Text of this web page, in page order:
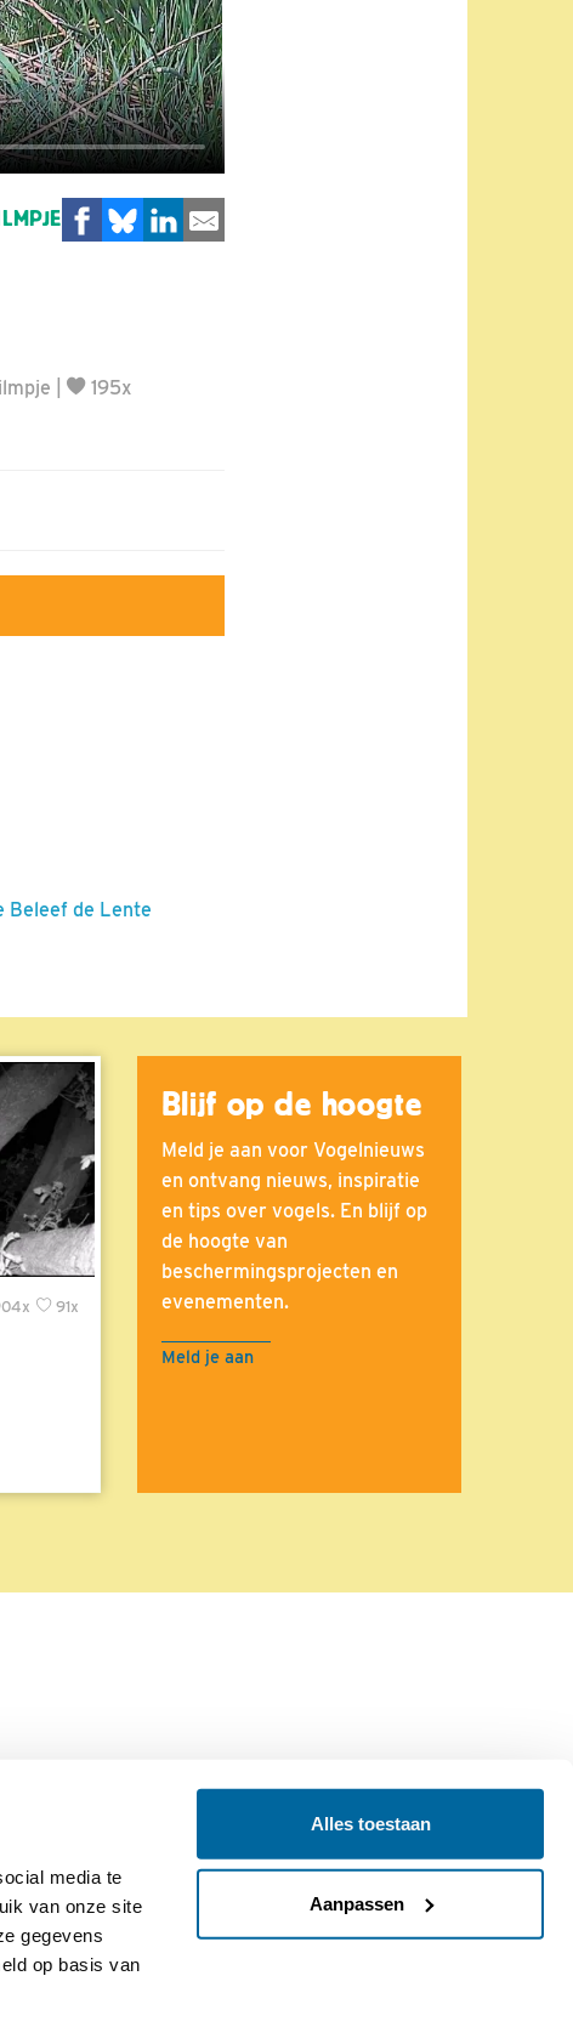
media te
van onze site
gegevens
op basis van
Alles toestaan
Aanpassen
195x
Beleef de Lente
91x
Blijf op de hoogte
Meld je aan voor Vogelnieuws
en ontvang nieuws, inspiratie
en tips over vogels. En blijf op
de hoogte van
beschermingsprojecten en
evenementen.
Meld je aan
Colofon